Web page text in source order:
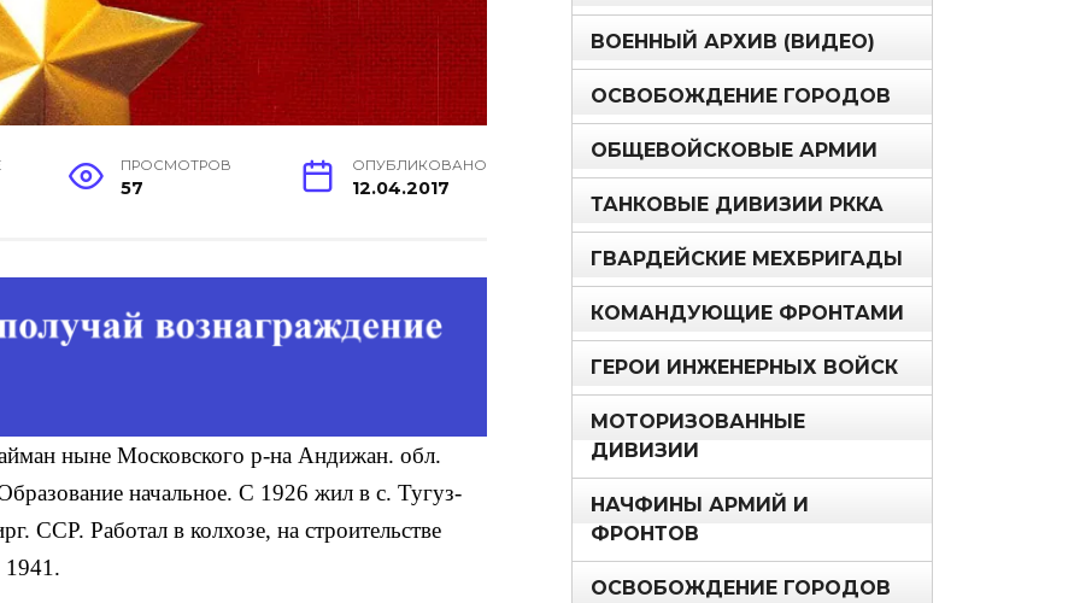
ПРОСМОТРОВ
57
ОПУБЛИКОВАНО
12.04.2017
ныне Московского р-на Андижан. обл.
начальное. С 1926 жил в с. Тугуз-
ССР. Работал в кол­хозе, на строительстве
ВОЕННЫЙ АРХИВ (ВИДЕО)
ОСВОБОЖДЕНИЕ ГОРОДОВ
ОБЩЕВОЙСКОВЫЕ АРМИИ
ТАНКОВЫЕ ДИВИЗИИ РККА
ГВАРДЕЙСКИЕ МЕХБРИГАДЫ
КОМАНДУЮЩИЕ ФРОНТАМИ
ГЕРОИ ИНЖЕНЕРНЫХ ВОЙСК
МОТОРИЗОВАННЫЕ
ДИВИЗИИ
НАЧФИНЫ АРМИЙ И
ФРОНТОВ
ОСВОБОЖДЕНИЕ ГОРОДОВ